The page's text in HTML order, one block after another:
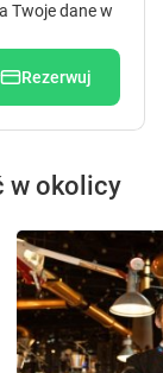
Twoje dane w
Rezerwuj
w okolicy